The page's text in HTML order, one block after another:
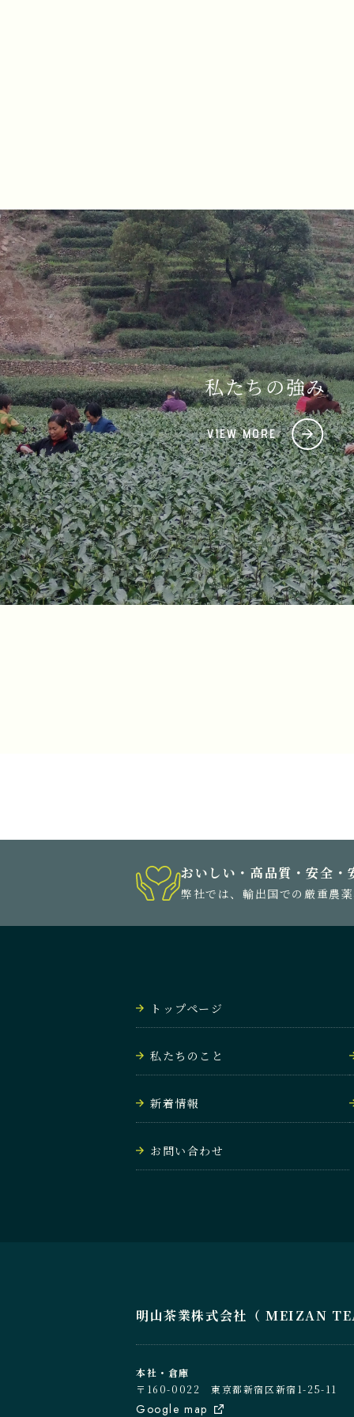
私たちの強み
VIEW MORE
おいしい・高品質・安全
弊社では、輸出国での厳重農
トップページ
私たちのこと
新着情報
お問い合わせ
明山茶業株式会社（ MEIZAN
本社・倉庫
〒160-0022 東京都新宿区新宿1-25-11
Google map